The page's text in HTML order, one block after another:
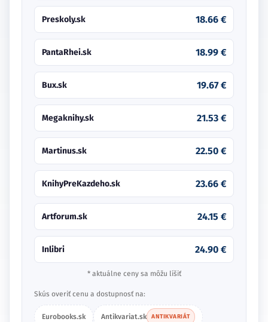
Preskoly.sk 18.66 €
PantaRhei.sk 18.99 €
Bux.sk 19.67 €
Megaknihy.sk 21.53 €
Martinus.sk 22.50 €
KnihyPreKazdeho.sk 23.66 €
Artforum.sk 24.15 €
Inlibri 24.90 €
* aktuálne ceny sa môžu líšiť
Skús overiť cenu a dostupnosť na:
Eurobooks.sk Antikvariat.sk ANTIKVARIÁT